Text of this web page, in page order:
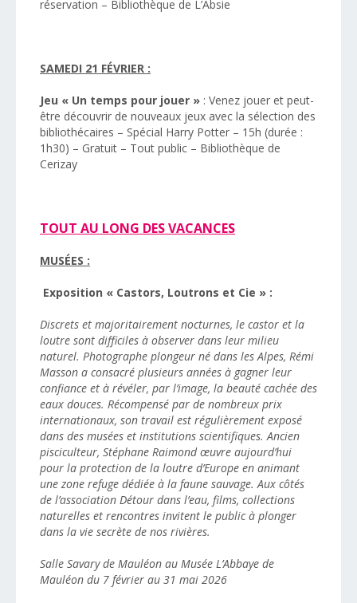
réservation – Bibliothèque de L’Absie
SAMEDI 21 FÉVRIER :
Jeu « Un temps pour jouer » : Venez jouer et peut-
être découvrir de nouveaux jeux avec la sélection des
bibliothécaires – Spécial Harry Potter – 15h (durée :
1h30) – Gratuit – Tout public – Bibliothèque de
Cerizay
TOUT AU LONG DES VACANCES
MUSÉES :
Exposition « Castors, Loutrons et Cie » :
Discrets et majoritairement nocturnes, le castor et la
loutre sont difficiles à observer dans leur milieu
naturel. Photographe plongeur né dans les Alpes, Rémi
Masson a consacré plusieurs années à gagner leur
confiance et à révéler, par l’image, la beauté cachée des
eaux douces. Récompensé par de nombreux prix
internationaux, son travail est régulièrement exposé
dans des musées et institutions scientifiques. Ancien
pisciculteur, Stéphane Raimond œuvre aujourd’hui
pour la protection de la loutre d’Europe en animant
une zone refuge dédiée à la faune sauvage. Aux côtés
de l’association Détour dans l’eau, films, collections
naturelles et rencontres invitent le public à plonger
dans la vie secrète de nos rivières.
Salle Savary de Mauléon au Musée L’Abbaye de
Mauléon du 7 février au 31 mai 2026